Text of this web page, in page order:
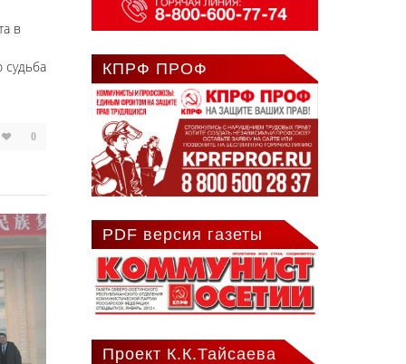
в
судьба
0
КПРФ ПРОФ
PDF версия газеты
Проект К.К.Тайсаева